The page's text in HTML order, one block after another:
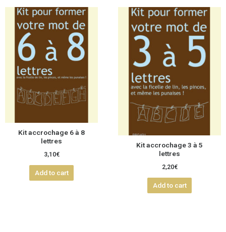
Kit accrochage 6 à 8
lettres
3,10€
Add to cart
Kit accrochage 3 à 5
lettres
2,20€
Add to cart